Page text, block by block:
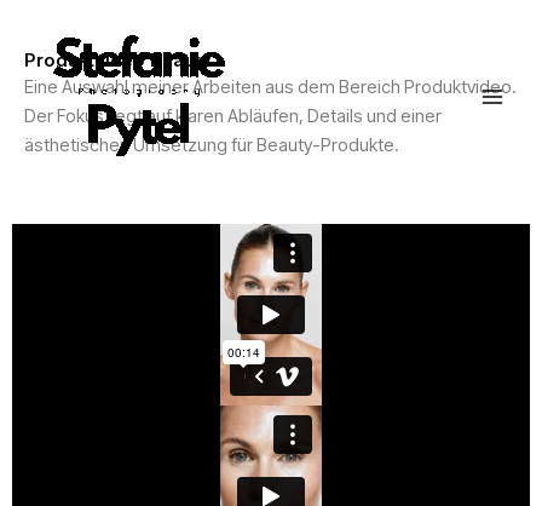
springen
Produktvideo Beauty
Eine Auswahl meiner Arbeiten aus dem Bereich Produktvideo.
Der Fokus liegt auf klaren Abläufen, Details und einer
ästhetischen Umsetzung für Beauty-Produkte.